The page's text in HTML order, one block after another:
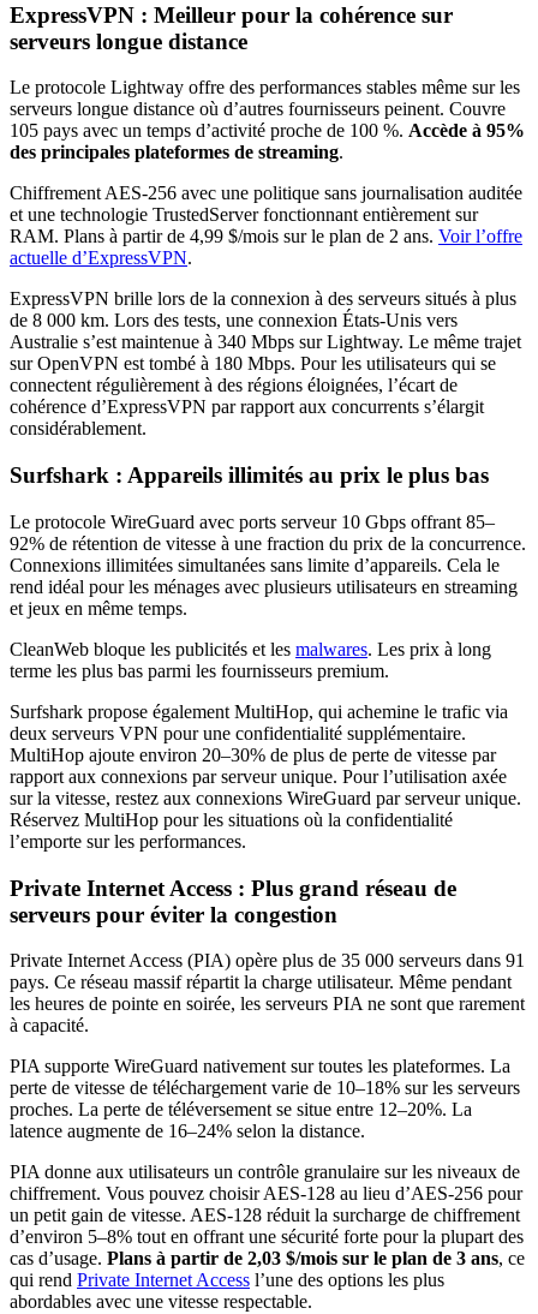
ExpressVPN : Meilleur pour la cohérence sur
serveurs longue distance
Le protocole Lightway offre des performances stables même sur les
serveurs longue distance où d’autres fournisseurs peinent. Couvre
105 pays avec un temps d’activité proche de 100 %. Accède à 95%
des principales plateformes de streaming.
Chiffrement AES-256 avec une politique sans journalisation auditée
et une technologie TrustedServer fonctionnant entièrement sur
RAM. Plans à partir de 4,99 $/mois sur le plan de 2 ans. Voir l’offre
actuelle d’ExpressVPN.
ExpressVPN brille lors de la connexion à des serveurs situés à plus
de 8 000 km. Lors des tests, une connexion États-Unis vers
Australie s’est maintenue à 340 Mbps sur Lightway. Le même trajet
sur OpenVPN est tombé à 180 Mbps. Pour les utilisateurs qui se
connectent régulièrement à des régions éloignées, l’écart de
cohérence d’ExpressVPN par rapport aux concurrents s’élargit
considérablement.
Surfshark : Appareils illimités au prix le plus bas
Le protocole WireGuard avec ports serveur 10 Gbps offrant 85–
92% de rétention de vitesse à une fraction du prix de la concurrence.
Connexions illimitées simultanées sans limite d’appareils. Cela le
rend idéal pour les ménages avec plusieurs utilisateurs en streaming
et jeux en même temps.
CleanWeb bloque les publicités et les malwares. Les prix à long
terme les plus bas parmi les fournisseurs premium.
Surfshark propose également MultiHop, qui achemine le trafic via
deux serveurs VPN pour une confidentialité supplémentaire.
MultiHop ajoute environ 20–30% de plus de perte de vitesse par
rapport aux connexions par serveur unique. Pour l’utilisation axée
sur la vitesse, restez aux connexions WireGuard par serveur unique.
Réservez MultiHop pour les situations où la confidentialité
l’emporte sur les performances.
Private Internet Access : Plus grand réseau de
serveurs pour éviter la congestion
Private Internet Access (PIA) opère plus de 35 000 serveurs dans 91
pays. Ce réseau massif répartit la charge utilisateur. Même pendant
les heures de pointe en soirée, les serveurs PIA ne sont que rarement
à capacité.
PIA supporte WireGuard nativement sur toutes les plateformes. La
perte de vitesse de téléchargement varie de 10–18% sur les serveurs
proches. La perte de téléversement se situe entre 12–20%. La
latence augmente de 16–24% selon la distance.
PIA donne aux utilisateurs un contrôle granulaire sur les niveaux de
chiffrement. Vous pouvez choisir AES-128 au lieu d’AES-256 pour
un petit gain de vitesse. AES-128 réduit la surcharge de chiffrement
d’environ 5–8% tout en offrant une sécurité forte pour la plupart des
cas d’usage. Plans à partir de 2,03 $/mois sur le plan de 3 ans, ce
qui rend Private Internet Access l’une des options les plus
abordables avec une vitesse respectable.